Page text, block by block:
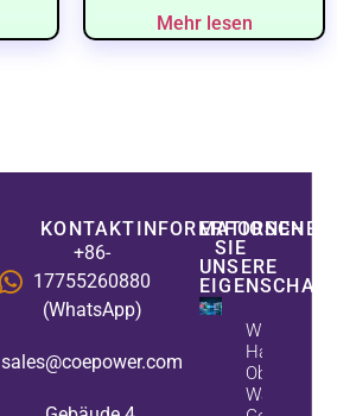
Mehr lesen
KONTAKTINFORMATIONEN
+86-
17755260880
(WhatsApp)
sales@coepower.com
ERFORSCHEN
SIE
UNSERE
Wie Aktive
Oberwellen
Während